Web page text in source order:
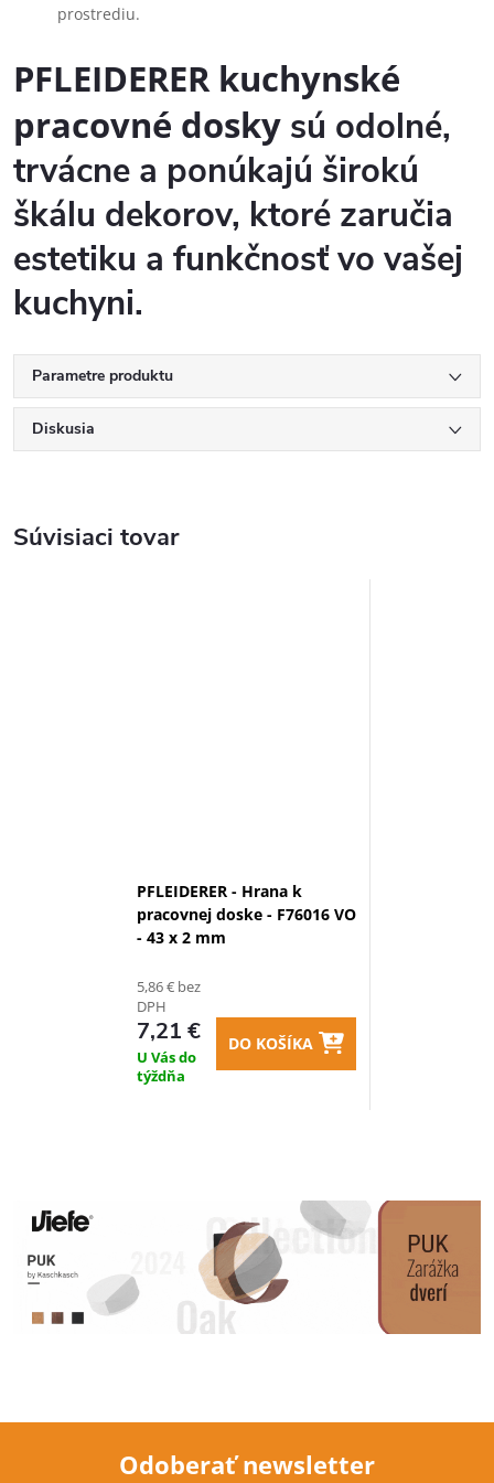
prostrediu.
PFLEIDERER kuchynské
pracovné dosky sú odolné,
trvácne a ponúkajú širokú
škálu dekorov, ktoré zaručia
estetiku a funkčnosť vo vašej
kuchyni.
Parametre produktu
Diskusia
Súvisiaci tovar
PFLEIDERER - Hrana k
pracovnej doske - F76016 VO
- 43 x 2 mm
5,86 € bez
DPH
7,21 €
U Vás do
týždňa
DO KOŠÍKA
Odoberať newsletter